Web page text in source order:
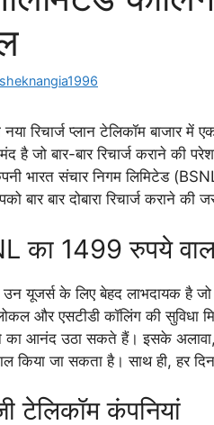
रिचार्ज प्लान टेलिकॉम बाजार
है जो बार-बार रिचार्ज कराने की
भारत संचार निगम लिमिटेड
बार बार दोबारा रिचार्ज कराने की
का 1499 रुपये
यूजर्स के लिए बेहद लाभदायक है
और एसटीडी कॉलिंग की सुविधा
का आनंद उठा सकते हैं। इसके
किया जा सकता है। साथ ही, हर
टेलिकॉम कंपनियां